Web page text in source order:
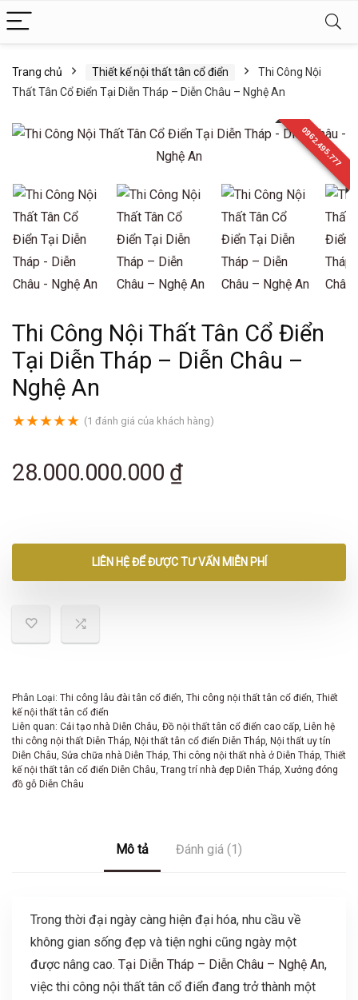
Trang chủ Thiết kế nội thất tân cổ điển
Thi Công Nội
Thất Tân Cổ Điển Tại Diễn Tháp – Diễn Châu – Nghệ An
0962.495.777
Thi Công Nội Thất Tân Cổ Điển
Tại Diễn Tháp – Diễn Châu –
Nghệ An
★★★★★ (1 đánh giá của khách hàng)
28.000.000.000 ₫
LIÊN HỆ ĐỂ ĐƯỢC TƯ VẤN MIỄN PHÍ
Phân Loại: Thi công lâu đài tân cổ điển, Thi công nội thất tân cổ điển, Thiết
kế nội thất tân cổ điển
Liên quan: Cải tạo nhà Diễn Châu, Đồ nội thất tân cổ điển cao cấp, Liên hệ
thi công nội thất Diễn Tháp, Nội thất tân cổ điển Diễn Tháp, Nội thất uy tín
Diễn Châu, Sửa chữa nhà Diễn Tháp, Thi công nội thất nhà ở Diễn Tháp, Thiết
kế nội thất tân cổ điển Diễn Châu, Trang trí nhà đẹp Diễn Tháp, Xưởng đóng
đồ gỗ Diễn Châu
Mô tả Đánh giá (1)
Trong thời đại ngày càng hiện đại hóa, nhu cầu về
không gian sống đẹp và tiện nghi cũng ngày một
được nâng cao. Tại Diễn Tháp – Diễn Châu – Nghệ An,
việc thi công nội thất tân cổ điển đang trở thành một